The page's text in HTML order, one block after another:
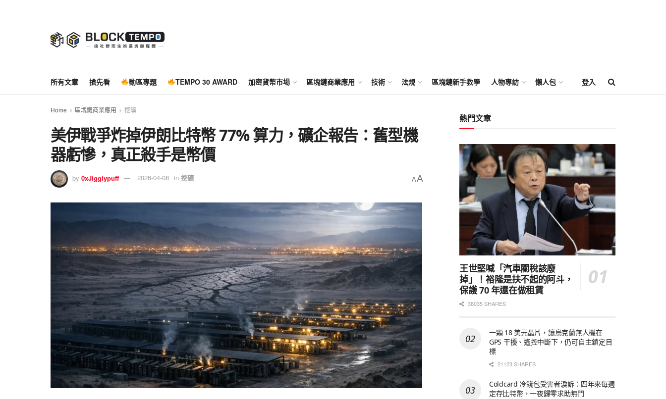
所有文章 搶先看 動區專題 TEMPO 30 AWARD 加密貨幣市場 區塊鏈商業應用 技術 法規 區塊鏈新手教學 人物專訪 懶人包 登入
Home 區塊鏈商業應用 挖礦
美伊戰爭炸掉伊朗比特幣 77% 算力，礦企報告：舊型機
器虧慘，真正殺手是幣價
by 0xJigglypuff 2026-04-08 in 挖礦 AA
熱門文章
王世堅喊「汽車關稅該廢
掉」！裕隆是扶不起的阿斗，
保護 70 年還在做租賃
38035 SHARES
一顆 18 美元晶片，讓烏克蘭無人機在
GPS 干擾、遙控中斷下，仍可自主鎖定目
標
21123 SHARES
Coldcard 冷錢包受害者淚訴：四年來每週
定存比特幣，一夜歸零求助無門